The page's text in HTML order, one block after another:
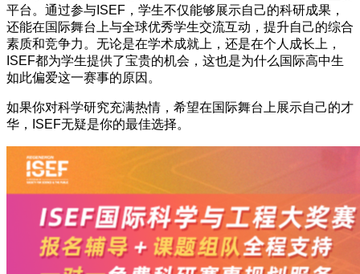
平台。通过参与ISEF，学生不仅能够展示自己的科研成果，
还能在国际舞台上与全球优秀学生交流互动，提升自己的综合
素质和竞争力。无论是在学术成就上，还是在个人成长上，
ISEF都为学生提供了宝贵的机会，这也是为什么国际高中生
如此偏爱这一赛事的原因。
如果你对科学研究充满热情，希望在国际舞台上展示自己的才
华，ISEF无疑是你的最佳选择。